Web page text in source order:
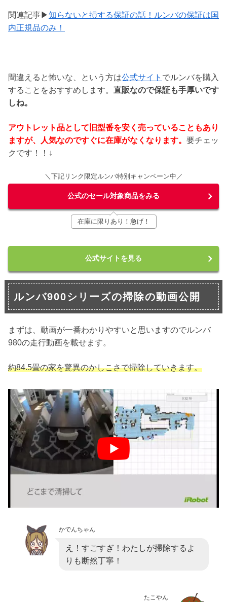
関連記事▶知らないと損する保証の話！ルンバの保証は国
内正規品のみ！
間違えると怖いな、という方は公式サイト でルンバを購入
することをおすすめします。 直販なので保証も手厚いです
しね。
アウトレット品として旧型番を安く売っていることもあり
ますが、人気なのですぐに在庫がなくなります。 要チェッ
クです！！↓
＼下記リンク限定ルンバ特別キャンペーン中／
公式のセール対象商品をみる
在庫に限りあり！急げ！
公式サイトを見る
ルンバ900シリーズの掃除の動画公開
まずは、動画が一番わかりやすいと思いますのでルンバ
980の走行動画を載せます。
約84.5畳の家を驚異のかしこさで掃除していきます。
かでんちゃん
え！すごすぎ！わたしが掃除するよ
りも断然丁寧！
たこやん